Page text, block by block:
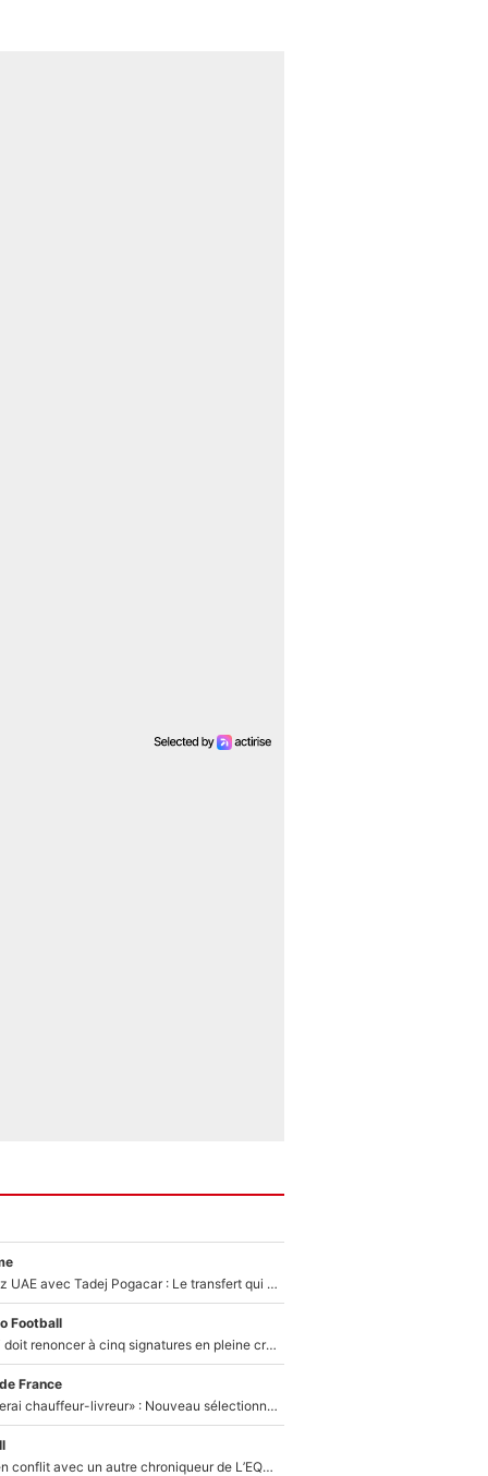
Paul Seixas chez UAE avec Tadej Pogacar : Le transfert qui effraie le peloton, «c’est la pire des choses qui puisse arriver»
Football
Grégory Lorenzi doit renoncer à cinq signatures en pleine crise financière : L’IA propose sept noms à l’OM pour un mercato réussi... à seulement 5M€ !
France
«Plus grand, je ferai chauffeur-livreur» : Nouveau sélectionneur des Bleus, Zinédine Zidane s’était imaginé un avenir très différent lorsqu'il était enfant
Johan Micoud en conflit avec un autre chroniqueur de L’EQUIPE du Soir : «Pendant un moment, je ne les ai pas remis ensemble dans l'émission»